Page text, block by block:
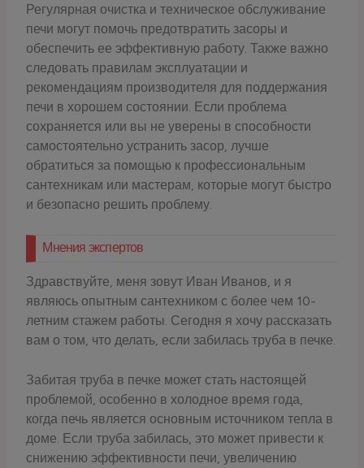
Регулярная очистка и техническое обслуживание
печи могут помочь предотвратить засоры и
обеспечить ее эффективную работу. Также важно
следовать правилам эксплуатации и
рекомендациям производителя для поддержания
печи в хорошем состоянии. Если проблема
сохраняется или вы не уверены в способности
самостоятельно устранить засор, лучше
обратиться за помощью к профессиональным
сантехникам или мастерам, которые могут быстро
и безопасно решить проблему.
Мнения экспертов
Здравствуйте, меня зовут Иван Иванов, и я
являюсь опытным сантехником с более чем 10-
летним стажем работы. Сегодня я хочу рассказать
вам о том, что делать, если забилась труба в печке.
Забитая труба в печке может стать настоящей
проблемой, особенно в холодное время года,
когда печь является основным источником тепла в
доме. Если труба забилась, это может привести к
снижению эффективности печи, увеличению